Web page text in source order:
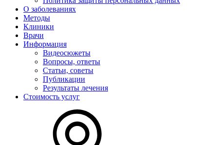
О заболеваниях
Методы
Клиники
Врачи
Информация
Видеосюжеты
Вопросы, ответы
Статьи, советы
Публикации
Результаты лечения
Стоимость услуг